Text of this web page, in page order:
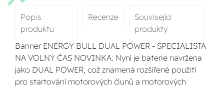
Popis
produktu
Recenze
Související
produkty
Banner ENERGY BULL DUAL POWER - SPECIALISTA
NA VOLNÝ ČAS NOVINKA: Nyní je baterie navržena
jako DUAL POWER, což znamená rozšířené použití
pro startování motorových člunů a motorových